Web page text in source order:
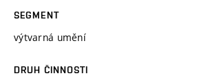
SEGMENT
výtvarná umění
DRUH ČINNOSTI